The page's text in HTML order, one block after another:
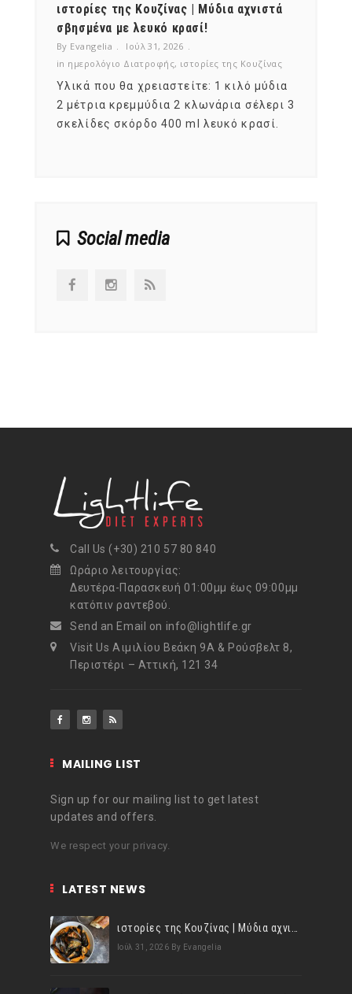
ιστορίες της Κουζίνας | Μύδια αχνιστά
σβησμένα με λευκό κρασί!
By Evangelia
Ιούλ 31, 2026
in ημερολόγιο Διατροφής, ιστορίες της Κουζίνας
Υλικά που θα χρειαστείτε: 1 κιλό μύδια
2 μέτρια κρεμμύδια 2 κλωνάρια σέλερι 3
σκελίδες σκόρδο 400 ml λευκό κρασί.
Social media
Call Us (+30) 210 57 80 840
Ωράριο λειτουργίας:
Δευτέρα-Παρασκευή 01:00μμ έως 09:00μμ
κατόπιν ραντεβού.
Send an Email on info@lightlife.gr
Visit Us Αιμιλίου Βεάκη 9Α & Ρούσβελτ 8,
Περιστέρι – Αττική, 121 34
MAILING LIST
Sign up for our mailing list to get latest
updates and offers.
We respect your privacy.
LATEST NEWS
Ιούλ 31, 2026 By Evangelia